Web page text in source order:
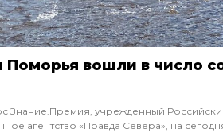
Поморья вошли в число
Знание.Премия, учрежденный
агентство «Правда Севера», на